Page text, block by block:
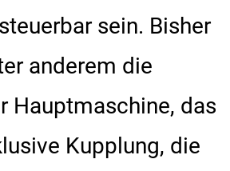
sein. Bisher
anderem die
Hauptmaschine, das
Kupplung, die